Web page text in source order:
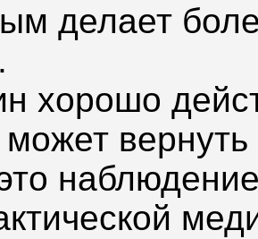
делает
хорошо